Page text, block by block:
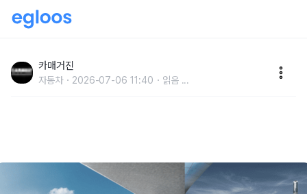
라인 한정 에디션 3종 출시
카매거진
자동차 2026-07-06 11:40 읽음 ...